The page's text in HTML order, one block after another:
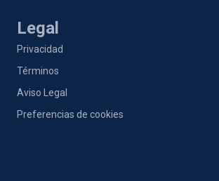
Legal
Privacidad
Términos
Aviso Legal
Preferencias de cookies